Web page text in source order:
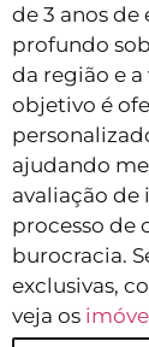
de 3 anos
profundo
da região e
objetivo é
ajudando
avaliação de
processo de
burocracia.
exclusivas,
veja os